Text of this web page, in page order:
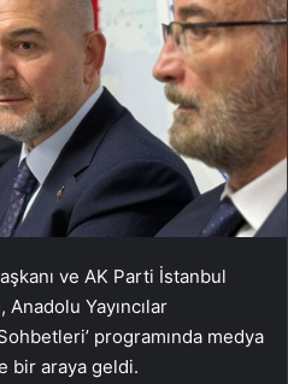
ve AK Parti İstanbul
Yayıncılar
programında medya
bir araya geldi.